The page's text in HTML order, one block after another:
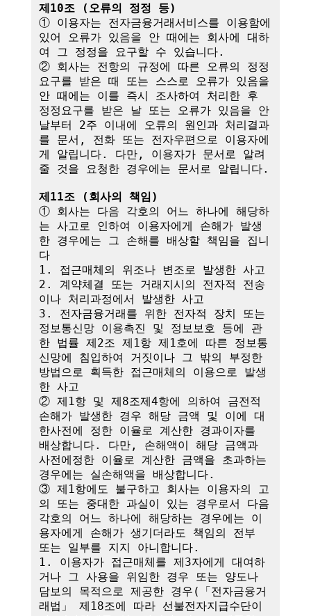
제10조 (오류의 정정 등)
① 이용자는 전자금융거래서비스를 이용함에
있어 오류가 있음을 안 때에는 회사에 대하
여 그 정정을 요구할 수 있습니다.
② 회사는 전항의 규정에 따른 오류의 정정
요구를 받은 때 또는 스스로 오류가 있음을
안 때에는 이를 즉시 조사하여 처리한 후
정정요구를 받은 날 또는 오류가 있음을 안
날부터 2주 이내에 오류의 원인과 처리결과
를 문서, 전화 또는 전자우편으로 이용자에
게 알립니다. 다만, 이용자가 문서로 알려
줄 것을 요청한 경우에는 문서로 알립니다.
제11조 (회사의 책임)
① 회사는 다음 각호의 어느 하나에 해당하
는 사고로 인하여 이용자에게 손해가 발생
한 경우에는 그 손해를 배상할 책임을 집니
다
1. 접근매체의 위조나 변조로 발생한 사고
2. 계약체결 또는 거래지시의 전자적 전송
이나 처리과정에서 발생한 사고
3. 전자금융거래를 위한 전자적 장치 또는
정보통신망 이용촉진 및 정보보호 등에 관
한 법률 제2조 제1항 제1호에 따른 정보통
신망에 침입하여 거짓이나 그 밖의 부정한
방법으로 획득한 접근매체의 이용으로 발생
한 사고
② 제1항 및 제8조제4항에 의하여 금전적
손해가 발생한 경우 해당 금액 및 이에 대
한사전에 정한 이율로 계산한 경과이자를
배상합니다. 다만, 손해액이 해당 금액과
사전에정한 이율로 계산한 금액을 초과하는
경우에는 실손해액을 배상합니다.
③ 제1항에도 불구하고 회사는 이용자의 고
의 또는 중대한 과실이 있는 경우로서 다음
각호의 어느 하나에 해당하는 경우에는 이
용자에게 손해가 생기더라도 책임의 전부
또는 일부를 지지 아니합니다.
1. 이용자가 접근매체를 제3자에게 대여하
거나 그 사용을 위임한 경우 또는 양도나
담보의 목적으로 제공한 경우(「전자금융거
래법」 제18조에 따라 선불전자지급수단이